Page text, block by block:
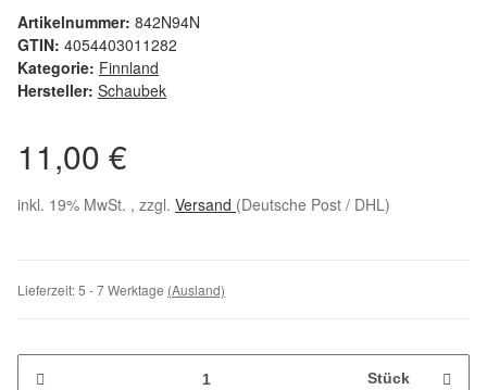
Artikelnummer: 842N94N
GTIN: 4054403011282
Kategorie: Finnland
Hersteller: Schaubek
11,00 €
inkl. 19% MwSt. , zzgl. Versand (Deutsche Post / DHL)
Lieferzeit:5 - 7 Werktage (Ausland)
Stück